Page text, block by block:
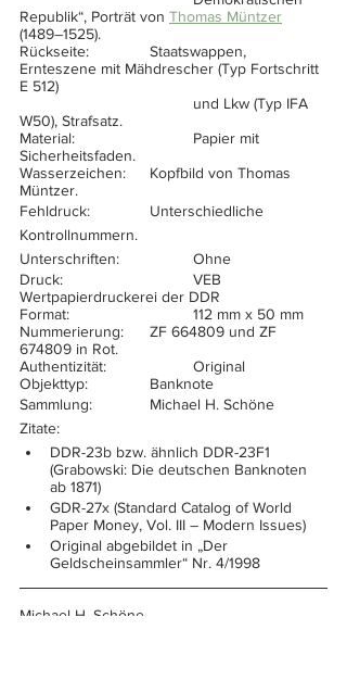
Republik“, Porträt von Thomas Müntzer
(1489–1525).
Rückseite:		Staatswappen,
Ernteszene mit Mähdrescher (Typ Fortschritt
E 512)
W50), Strafsatz.
Material:			Papier mit
Sicherheitsfaden.
Wasserzeichen:	Kopfbild von Thomas
Müntzer.
Fehldruck:		Unterschiedliche
Kontrollnummern.
Unterschriften:		Ohne
Druck:			VEB
Wertpapierdruckerei der DDR
Format:			112 mm x 50 mm
Nummerierung:	ZF 664809 und ZF
674809 in Rot.
Authentizität:		Original
Objekttyp:		Banknote
Sammlung:		Michael H. Schöne
DDR-23b bzw. ähnlich DDR-23F1
(Grabowski: Die deutschen Banknoten
ab 1871)
GDR-27x (Standard Catalog of World
Paper Money, Vol. III – Modern Issues)
Original abgebildet in „Der
Geldscheinsammler“ Nr. 4/1998
Michael H. Schöne